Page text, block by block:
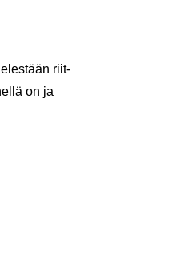
riit­
on ja